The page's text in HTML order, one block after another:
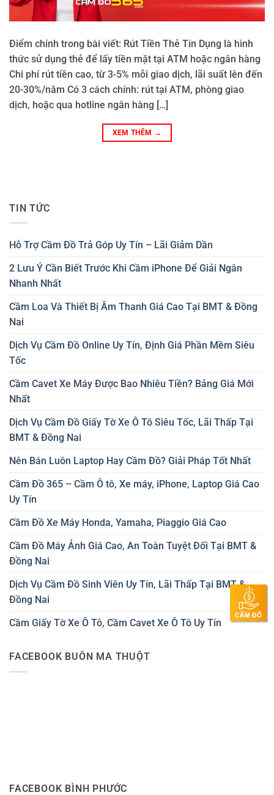
Điểm chính trong bài viết: Rút Tiền Thẻ Tín Dụng là hình
thức sử dụng thẻ để lấy tiền mặt tại ATM hoặc ngân hàng
Chi phí rút tiền cao, từ 3-5% mỗi giao dịch, lãi suất lên đến
20-30%/năm Có 3 cách chính: rút tại ATM, phòng giao
dịch, hoặc qua hotline ngân hàng […]
XEM THÊM →
TIN TỨC
Hỗ Trợ Cầm Đồ Trả Góp Uy Tín – Lãi Giảm Dần
2 Lưu Ý Cần Biết Trước Khi Cầm iPhone Để Giải Ngân
Nhanh Nhất
Cầm Loa Và Thiết Bị Âm Thanh Giá Cao Tại BMT & Đồng
Nai
Dịch Vụ Cầm Đồ Online Uy Tín, Định Giá Phần Mềm Siêu
Tốc
Cầm Cavet Xe Máy Được Bao Nhiêu Tiền? Bảng Giá Mới
Nhất
Dịch Vụ Cầm Đồ Giấy Tờ Xe Ô Tô Siêu Tốc, Lãi Thấp Tại
BMT & Đồng Nai
Nên Bán Luôn Laptop Hay Cầm Đồ? Giải Pháp Tốt Nhất
Cầm Đồ 365 – Cầm Ô tô, Xe máy, iPhone, Laptop Giá Cao
Uy Tín
Cầm Đồ Xe Máy Honda, Yamaha, Piaggio Giá Cao
Cầm Đồ Máy Ảnh Giá Cao, An Toàn Tuyệt Đối Tại BMT &
Đồng Nai
Dịch Vụ Cầm Đồ Sinh Viên Uy Tín, Lãi Thấp Tại BMT &
Đồng Nai
Cầm Giấy Tờ Xe Ô Tô, Cầm Cavet Xe Ô Tô Uy Tín
FACEBOOK BUÔN MA THUỘT
FACEBOOK BÌNH PHƯỚC